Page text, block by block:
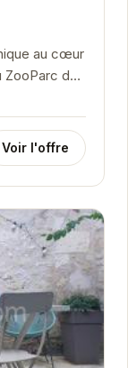
au cœur
ZooParc de
Voir l'offre